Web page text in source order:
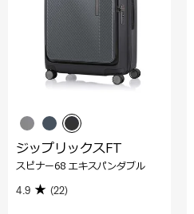
ジップリックスFT
スピナー68 エキスパンダブル
4.9 (22)